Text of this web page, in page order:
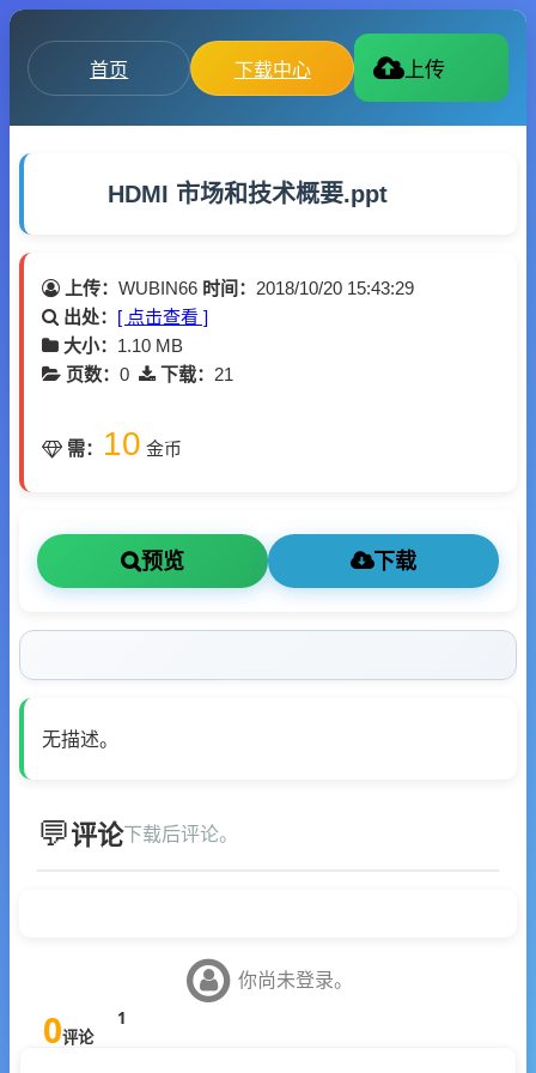
首页 下载中心 上传
HDMI 市场和技术概要.ppt
上传： WUBIN66 时间： 2018/10/20 15:43:29
出处： [ 点击查看 ]
大小： 1.10 MB
页数： 0 下载： 21
需： 10 金币
预览 下载
无描述。
评论下载后评论。
你尚未登录。
0评论
1